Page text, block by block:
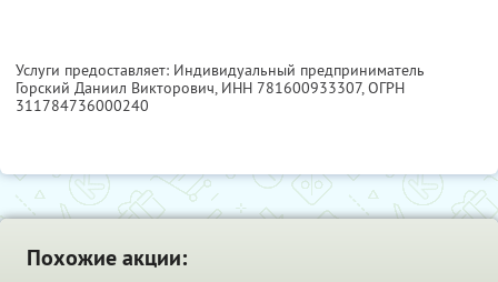
Услуги предоставляет: Индивидуальный предприниматель
Горский Даниил Викторович, ИНН 781600933307, ОГРН
311784736000240
Похожие акции: